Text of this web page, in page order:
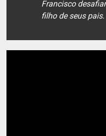
Francisco
filho de seus pais.